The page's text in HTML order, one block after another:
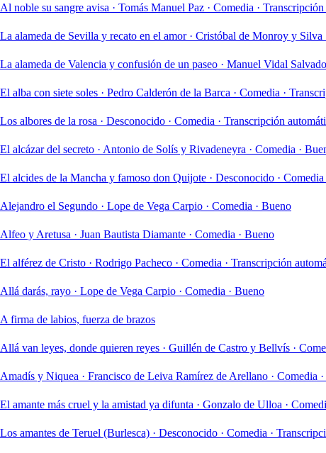
Al noble su sangre avisa · Tomás Manuel Paz · Comedia ·
La alameda de Sevilla y recato en el amor · Cristóbal de Monroy y Silva
La alameda de Valencia y confusión de un paseo · Manuel Vidal
El alba con siete soles · Pedro Calderón de la Barca · Comedia ·
Los albores de la rosa · Desconocido · Comedia · Transcripción
El alcázar del secreto · Antonio de Solís y Rivadeneyra · Comedia ·
El alcides de la Mancha y famoso don Quijote · Desconocido · Comedia
Alejandro el Segundo · Lope de Vega Carpio · Comedia · Bueno
Alfeo y Aretusa · Juan Bautista Diamante · Comedia · Bueno
El alférez de Cristo · Rodrigo Pacheco · Comedia · Transcripción
Allá darás, rayo · Lope de Vega Carpio · Comedia · Bueno
A firma de labios, fuerza de brazos
Allá van leyes, donde quieren reyes · Guillén de Castro y Bellvís ·
Amadís y Niquea · Francisco de Leiva Ramírez de Arellano · Comedia ·
El amante más cruel y la amistad ya difunta · Gonzalo de Ulloa ·
Los amantes de Teruel (Burlesca) · Desconocido · Comedia ·